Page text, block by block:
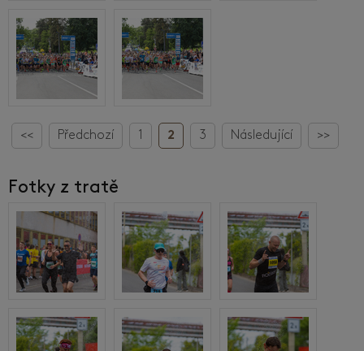
<< Předchozí 1 2 3 Následující >>
Fotky z tratě